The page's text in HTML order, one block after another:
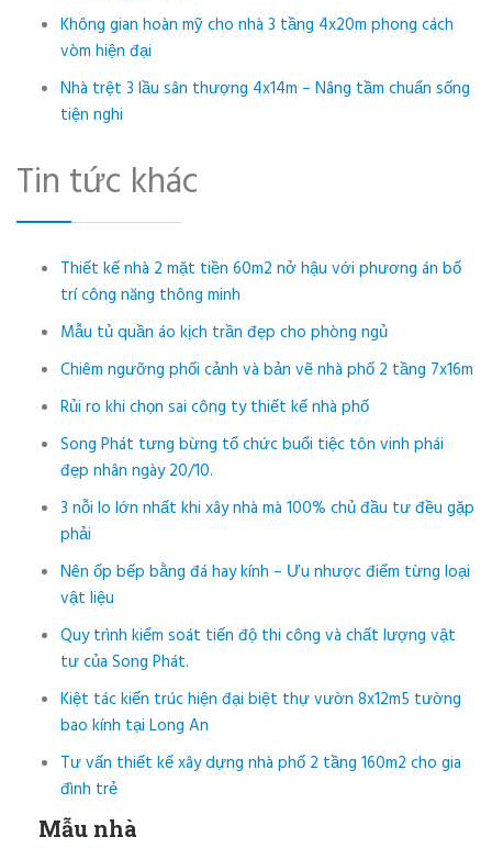
Không gian hoàn mỹ cho nhà 3 tầng 4x20m phong cách
vòm hiện đại
Nhà trệt 3 lầu sân thượng 4x14m – Nâng tầm chuẩn sống
tiện nghi
Tin tức khác
Thiết kế nhà 2 mặt tiền 60m2 nở hậu với phương án bố
trí công năng thông minh
Mẫu tủ quần áo kịch trần đẹp cho phòng ngủ
Chiêm ngưỡng phối cảnh và bản vẽ nhà phố 2 tầng 7x16m
Rủi ro khi chọn sai công ty thiết kế nhà phố
Song Phát tưng bừng tổ chức buổi tiệc tôn vinh phái
đẹp nhân ngày 20/10.
3 nỗi lo lớn nhất khi xây nhà mà 100% chủ đầu tư đều gặp
phải
Nên ốp bếp bằng đá hay kính – Ưu nhược điểm từng loại
vật liệu
Quy trình kiểm soát tiến độ thi công và chất lượng vật
tư của Song Phát.
Kiệt tác kiến trúc hiện đại biệt thự vườn 8x12m5 tường
bao kính tại Long An
Tư vấn thiết kế xây dựng nhà phố 2 tầng 160m2 cho gia
đình trẻ
Mẫu nhà